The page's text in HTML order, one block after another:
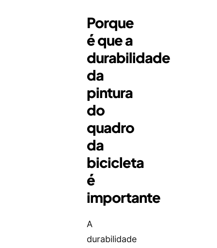
Porque
é que a
durabilidade
da
pintura
do
quadro
da
bicicleta
é
importante
A
durabilidade